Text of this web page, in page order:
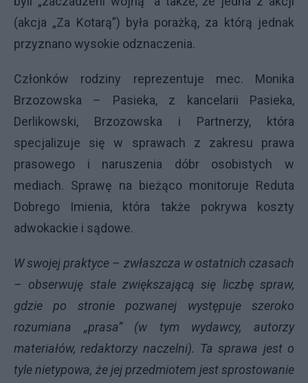
(akcja „Za Kotarą”) była porażką, za którą jednak
przyznano wysokie odznaczenia.
Członków rodziny reprezentuje mec. Monika
Brzozowska – Pasieka, z kancelarii Pasieka,
Derlikowski, Brzozowska i Partnerzy, która
specjalizuje się w sprawach z zakresu prawa
prasowego i naruszenia dóbr osobistych w
mediach. Sprawę na bieżąco monitoruje Reduta
Dobrego Imienia, która także pokrywa koszty
adwokackie i sądowe.
W swojej praktyce – zwłaszcza w ostatnich czasach
– obserwuję stale zwiększającą się liczbę spraw,
gdzie po stronie pozwanej występuje szeroko
rozumiana „prasa” (w tym wydawcy, autorzy
materiałów, redaktorzy naczelni). Ta sprawa jest o
tyle nietypowa, że jej przedmiotem jest sprostowanie